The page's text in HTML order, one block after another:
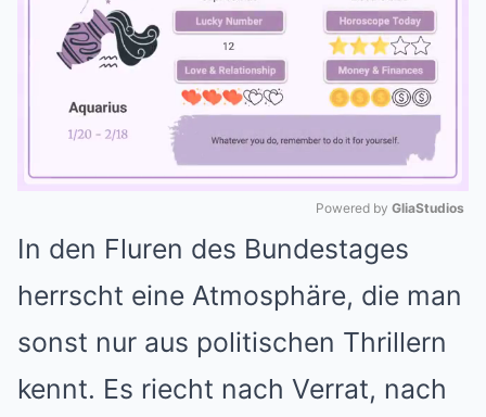
Mute
Powered by GliaStudios
In den Fluren des Bundestages
herrscht eine Atmosphäre, die man
sonst nur aus politischen Thrillern
kennt. Es riecht nach Verrat, nach